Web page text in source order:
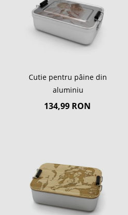
Cutie pentru pâine din
aluminiu
134,99 RON